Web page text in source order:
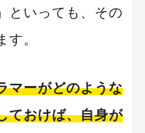
といっても、その
す。
マーがどのような
ておけば、自身が